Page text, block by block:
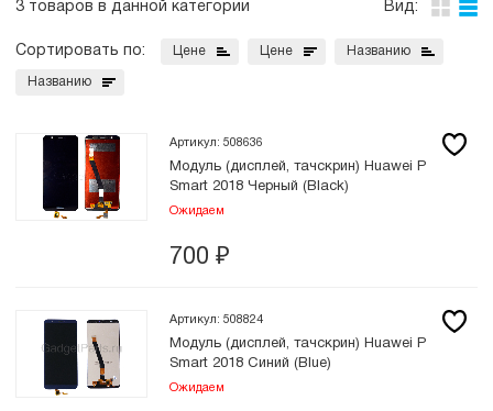
3 товаров в данной категории Вид:
Сортировать по: Цене Цене Названию
Названию
Артикул: 508636
Модуль (дисплей, тачскрин) Huawei P
Smart 2018 Черный (Black)
Ожидаем
700 ₽
Артикул: 508824
Модуль (дисплей, тачскрин) Huawei P
Smart 2018 Синий (Blue)
Ожидаем